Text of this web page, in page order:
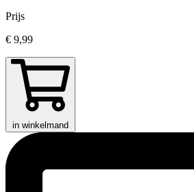
Prijs
€ 9,99
in winkelmand